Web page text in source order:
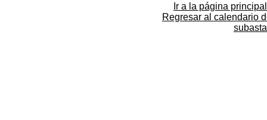
Ir a la página principal
Regresar al calendario